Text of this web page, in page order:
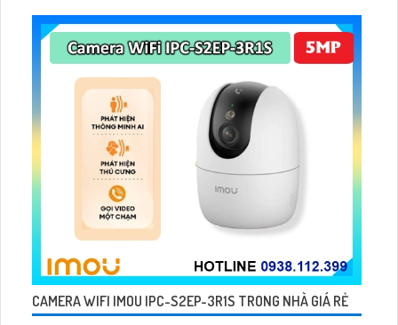
512GB
CAMERA WIFI IMOU IPC-S2EP-3R1S TRONG NHÀ GIÁ RẺ